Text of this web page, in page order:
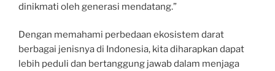
dinikmati oleh generasi mendatang.”
Dengan memahami perbedaan ekosistem darat
berbagai jenisnya di Indonesia, kita diharapkan dapat
lebih peduli dan bertanggung jawab dalam menjaga